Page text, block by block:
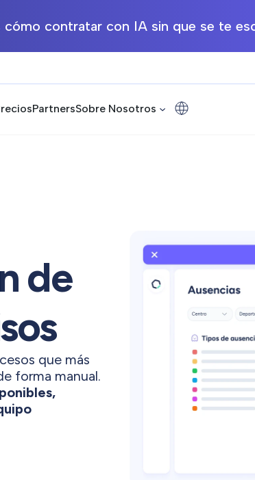
contratar con IA sin que se te
PartnersSobre Nosotros
de
que más
forma manual.